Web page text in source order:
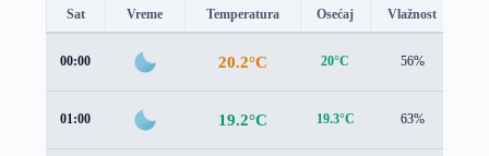
Sat Vreme Temperatura Osećaj Vlažnost
00:00 20.2°C 20°C 56%
01:00 19.2°C 19.3°C 63%